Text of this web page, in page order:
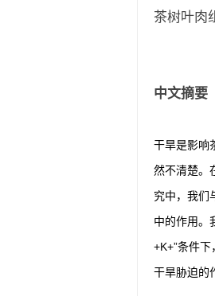
茶树叶肉
中文摘要
干旱是影响
然不清楚。
究中，我们
中的作用。
+K+”条件
干旱胁迫的